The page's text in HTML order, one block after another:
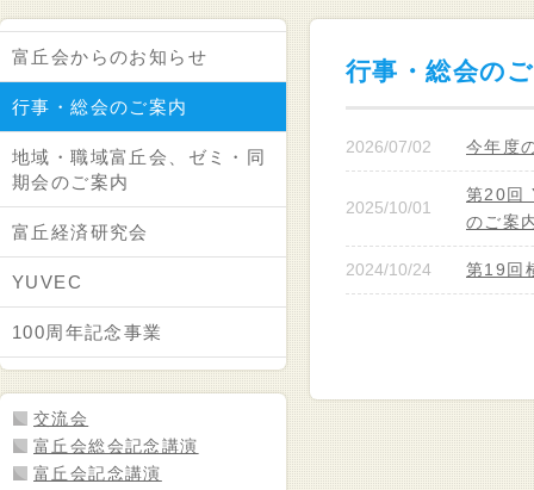
富丘会からのお知らせ
行事・総会のご案内
地域・職域富丘会、ゼミ・同
期会のご案内
富丘経済研究会
YUVEC
100周年記念事業
交流会
富丘会総会記念講演
富丘会記念講演
行事・総会の
2026/07/02 今年度
2025/10/01
第20回
のご案
2024/10/24 第19回